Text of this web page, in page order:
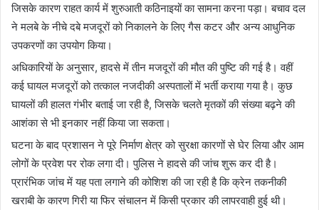
जिसके कारण राहत कार्य में शुरुआती कठिनाइयों का सामना करना पड़ा। बचाव दल
ने मलबे के नीचे दबे मजदूरों को निकालने के लिए गैस कटर और अन्य आधुनिक
उपकरणों का उपयोग किया।
अधिकारियों के अनुसार, हादसे में तीन मजदूरों की मौत की पुष्टि की गई है। वहीं
कई घायल मजदूरों को तत्काल नजदीकी अस्पतालों में भर्ती कराया गया है। कुछ
घायलों की हालत गंभीर बताई जा रही है, जिसके चलते मृतकों की संख्या बढ़ने की
आशंका से भी इनकार नहीं किया जा सकता।
घटना के बाद प्रशासन ने पूरे निर्माण क्षेत्र को सुरक्षा कारणों से घेर लिया और आम
लोगों के प्रवेश पर रोक लगा दी। पुलिस ने हादसे की जांच शुरू कर दी है।
प्रारंभिक जांच में यह पता लगाने की कोशिश की जा रही है कि क्रेन तकनीकी
खराबी के कारण गिरी या फिर संचालन में किसी प्रकार की लापरवाही हुई थी।